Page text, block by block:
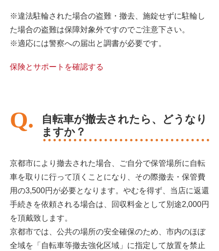
※違法駐輪された場合の盗難・撤去、施錠せずに駐輪し
た場合の盗難は保障対象外ですのでご注意下さい。
※適応には警察への届出と調書が必要です。
保険とサポートを確認する
自転車が撤去されたら、どうなり
ますか？
京都市により撤去された場合、ご自分で保管場所に自転
車を取りに行って頂くことになり、その際撤去・保管費
用の3,500円が必要となります。やむを得ず、当店に返還
手続きを依頼される場合は、回収料金として別途2,000円
を頂戴致します。
京都市では、公共の場所の安全確保のため、市内のほぼ
全域を「自転車等撤去強化区域」に指定して放置を禁止